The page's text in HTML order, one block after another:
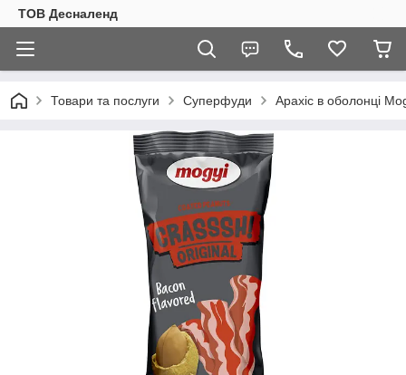
ТОВ Десналенд
Товари та послуги Суперфуди Арахіс в оболонці